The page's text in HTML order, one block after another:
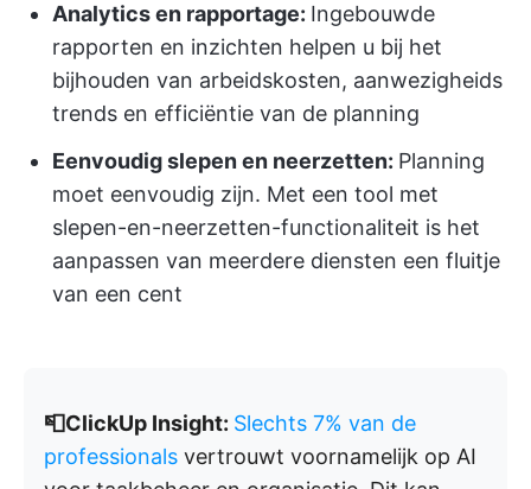
Analytics en rapportage: Ingebouwde
rapporten en inzichten helpen u bij het
bijhouden van arbeidskosten, aanwezigheids
trends en efficiëntie van de planning
Eenvoudig slepen en neerzetten: Planning
moet eenvoudig zijn. Met een tool met
slepen-en-neerzetten-functionaliteit is het
aanpassen van meerdere diensten een fluitje
van een cent
📮ClickUp Insight: Slechts 7% van de
professionals vertrouwt voornamelijk op AI